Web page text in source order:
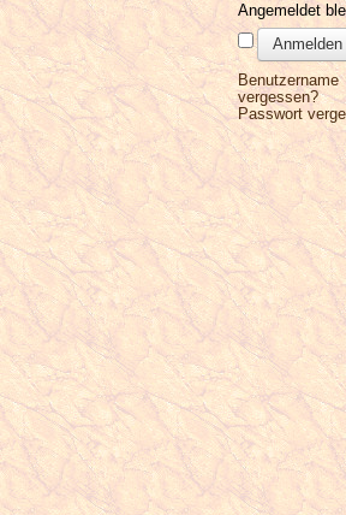
Angemeldet
Anmelden
Benutzername
vergessen?
Passwort